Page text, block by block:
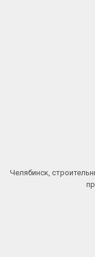
Челябинск,